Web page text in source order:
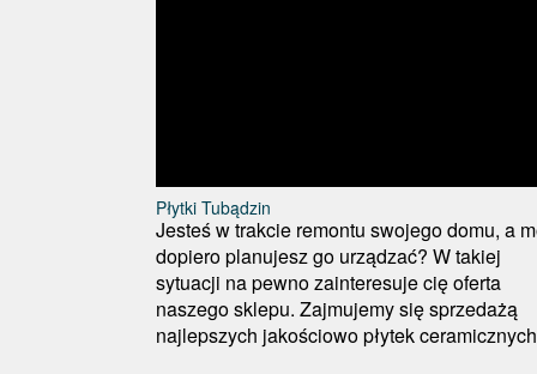
Płytki Tubądzin
Jesteś w trakcie remontu swojego domu, a
dopiero planujesz go urządzać? W takiej
sytuacji na pewno zainteresuje cię oferta
naszego sklepu. Zajmujemy się sprzedażą
najlepszych jakościowo płytek